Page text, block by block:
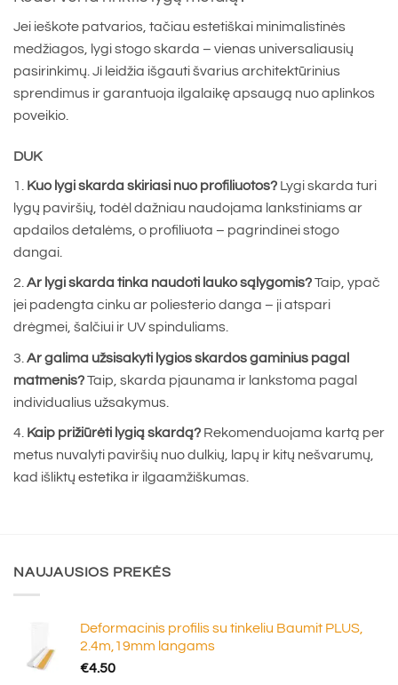
Jei ieškote patvarios, tačiau estetiškai minimalistinės
medžiagos, lygi stogo skarda – vienas universaliausių
pasirinkimų. Ji leidžia išgauti švarius architektūrinius
sprendimus ir garantuoja ilgalaikę apsaugą nuo aplinkos
poveikio.
DUK
Kuo lygi skarda skiriasi nuo profiliuotos? Lygi skarda turi
lygų paviršių, todėl dažniau naudojama lankstiniams ar
apdailos detalėms, o profiliuota – pagrindinei stogo
dangai.
Ar lygi skarda tinka naudoti lauko sąlygomis?Taip, ypač
jei padengta cinku ar poliesterio danga – ji atspari
drėgmei, šalčiui ir UV spinduliams.
Ar galima užsisakyti lygios skardos gaminius pagal
matmenis?Taip, skarda pjaunama ir lankstoma pagal
individualius užsakymus.
Kaip prižiūrėti lygią skardą? Rekomenduojama kartą per
metus nuvalyti paviršių nuo dulkių, lapų ir kitų nešvarumų,
kad išliktų estetika ir ilgaamžiškumas.
NAUJAUSIOS PREKĖS
Deformacinis profilis su tinkeliu Baumit PLUS,
2.4m,19mm langams
€4.50